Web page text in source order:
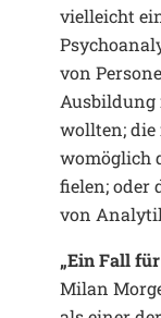
vielleicht
von
wollten; die
womöglich
fielen; oder
von
„Ein Fall
Milan